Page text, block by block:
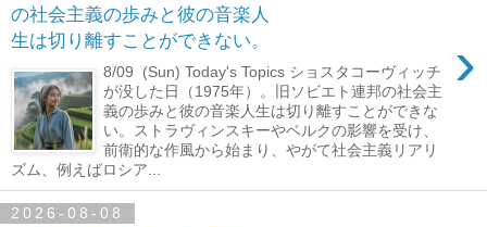
の社会主義の歩みと彼の音楽人
生は切り離すことができない。
›
8/09 (Sun) Today's Topics ショスタコーヴィッチ
が没した日（1975年）。旧ソビエト連邦の社会主
義の歩みと彼の音楽人生は切り離すことができな
い。ストラヴィンスキーやベルクの影響を受け、
前衛的な作風から始まり、やがて社会主義リアリ
ズム、例えばロシア...
2026-08-08